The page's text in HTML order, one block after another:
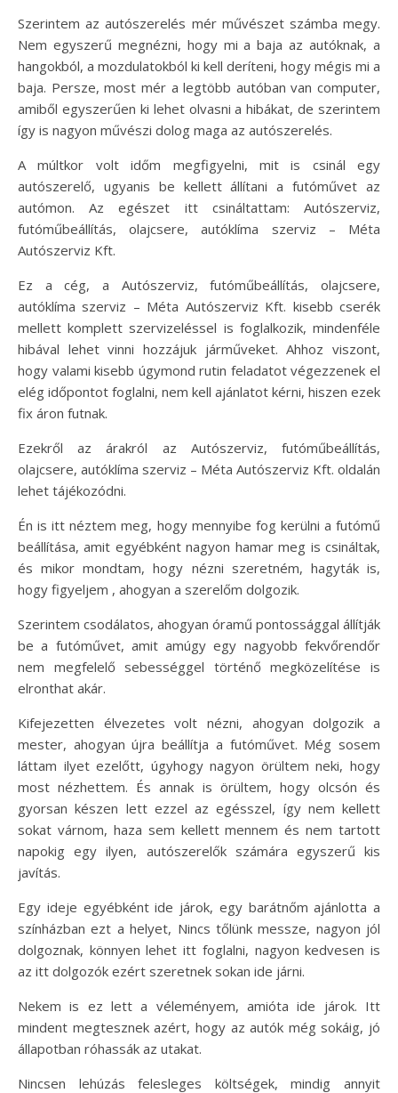
Szerintem az autószerelés mér művészet számba megy.
Nem egyszerű megnézni, hogy mi a baja az autóknak, a
hangokból, a mozdulatokból ki kell deríteni, hogy mégis mi a
baja. Persze, most mér a legtöbb autóban van computer,
amiből egyszerűen ki lehet olvasni a hibákat, de szerintem
így is nagyon művészi dolog maga az autószerelés.
A múltkor volt időm megfigyelni, mit is csinál egy
autószerelő, ugyanis be kellett állítani a futóművet az
autómon. Az egészet itt csináltattam: Autószerviz,
futóműbeállítás, olajcsere, autóklíma szerviz – Méta
Autószerviz Kft.
Ez a cég, a Autószerviz, futóműbeállítás, olajcsere,
autóklíma szerviz – Méta Autószerviz Kft. kisebb cserék
mellett komplett szervizeléssel is foglalkozik, mindenféle
hibával lehet vinni hozzájuk járműveket. Ahhoz viszont,
hogy valami kisebb úgymond rutin feladatot végezzenek el
elég időpontot foglalni, nem kell ajánlatot kérni, hiszen ezek
fix áron futnak.
Ezekről az árakról az Autószerviz, futóműbeállítás,
olajcsere, autóklíma szerviz – Méta Autószerviz Kft. oldalán
lehet tájékozódni.
Én is itt néztem meg, hogy mennyibe fog kerülni a futómű
beállítása, amit egyébként nagyon hamar meg is csináltak,
és mikor mondtam, hogy nézni szeretném, hagyták is,
hogy figyeljem , ahogyan a szerelőm dolgozik.
Szerintem csodálatos, ahogyan óramű pontossággal állítják
be a futóművet, amit amúgy egy nagyobb fekvőrendőr
nem megfelelő sebességgel történő megközelítése is
elronthat akár.
Kifejezetten élvezetes volt nézni, ahogyan dolgozik a
mester, ahogyan újra beállítja a futóművet. Még sosem
láttam ilyet ezelőtt, úgyhogy nagyon örültem neki, hogy
most nézhettem. És annak is örültem, hogy olcsón és
gyorsan készen lett ezzel az egésszel, így nem kellett
sokat várnom, haza sem kellett mennem és nem tartott
napokig egy ilyen, autószerelők számára egyszerű kis
javítás.
Egy ideje egyébként ide járok, egy barátnőm ajánlotta a
színházban ezt a helyet, Nincs tőlünk messze, nagyon jól
dolgoznak, könnyen lehet itt foglalni, nagyon kedvesen is
az itt dolgozók ezért szeretnek sokan ide járni.
Nekem is ez lett a véleményem, amióta ide járok. Itt
mindent megtesznek azért, hogy az autók még sokáig, jó
állapotban róhassák az utakat.
Nincsen lehúzás felesleges költségek, mindig annyit